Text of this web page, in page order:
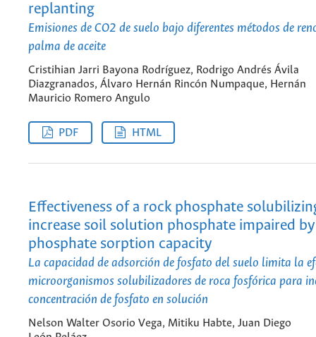
replanting
Emisiones de CO2 de suelo bajo diferentes métodos de
palma de aceite
Cristihian Jarri Bayona Rodríguez, Rodrigo Andrés Ávila
Diazgranados, Álvaro Hernán Rincón Numpaque, Hernán
Mauricio Romero Angulo
PDF HTML
Effectiveness of a rock phosphate
increase soil solution phosphate impaired
phosphate sorption capacity
La capacidad de adsorción de fosfato del suelo limita la
microorganismos solubilizadores de roca fosfórica para
concentración de fosfato en solución
Nelson Walter Osorio Vega, Mitiku Habte, Juan Diego